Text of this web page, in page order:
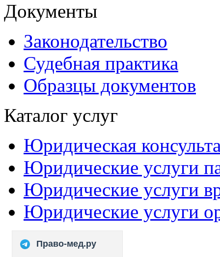
Документы
Законодательство
Судебная практика
Образцы документов
Каталог услуг
Юридическая
Юридические услуги
Юридические услуги
Юридические услуги
Право-мед.ру